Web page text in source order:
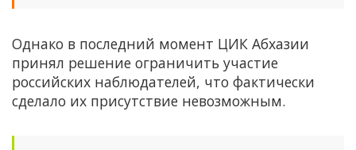
Однако в последний момент ЦИК Абхазии
принял решение ограничить участие
российских наблюдателей, что фактически
сделало их присутствие невозможным.